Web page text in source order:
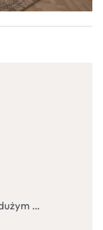
Pojemna szafa trzydrzwiowa LACO180 z dużym lustrem oraz z systemem drzwi przesuwnych. Solidnie wykonana, funkcjonalna, elegancka, ułatwiająca codzienne użytkowanie.